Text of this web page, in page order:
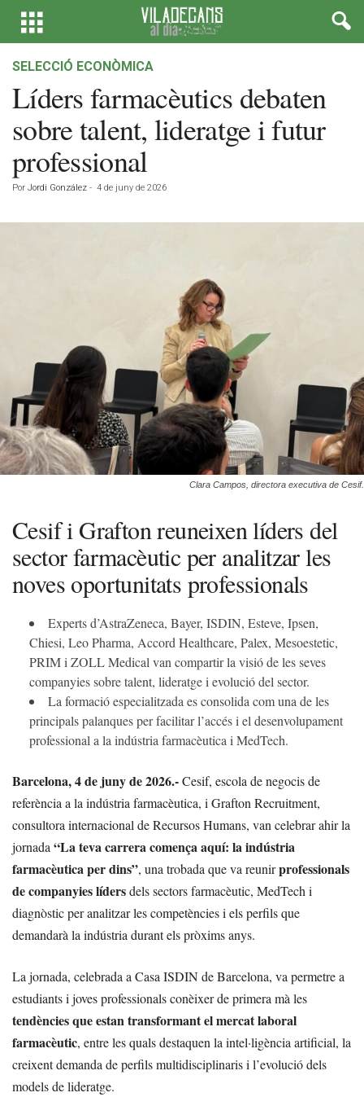
SELECCIÓ ECONÒMICA
Líders farmacèutics debaten
sobre talent, lideratge i futur
professional
Por Jordi González - 4 de juny de 2026
Clara Campos, directora executiva de Cesif.
Cesif i Grafton reuneixen líders del
sector farmacèutic per analitzar les
noves oportunitats professionals
Experts d’AstraZeneca, Bayer, ISDIN, Esteve, Ipsen,
Chiesi, Leo Pharma, Accord Healthcare, Palex, Mesoestetic,
PRIM i ZOLL Medical van compartir la visió de les seves
companyies sobre talent, lideratge i evolució del sector.
La formació especialitzada es consolida com una de les
principals palanques per facilitar l’accés i el desenvolupament
professional a la indústria farmacèutica i MedTech.
Barcelona, 4 de juny de 2026.-Cesif, escola de negocis de
referència a la indústria farmacèutica, i Grafton Recruitment,
consultora internacional de Recursos Humans, van celebrar ahir la
jornada“La teva carrera comença aquí: la indústria
farmacèutica per dins”, una trobada que va reunirprofessionals
de companyies lídersdels sectors farmacèutic, MedTech i
diagnòstic per analitzar les competències i els perfils que
demandarà la indústria durant els pròxims anys.
La jornada, celebrada a Casa ISDIN de Barcelona, va permetre a
estudiants i joves professionals conèixer de primera mà les
tendències que estan transformant el mercat laboral
farmacèutic, entre les quals destaquen la intel·ligència artificial, la
creixent demanda de perfils multidisciplinaris i l’evolució dels
models de lideratge.